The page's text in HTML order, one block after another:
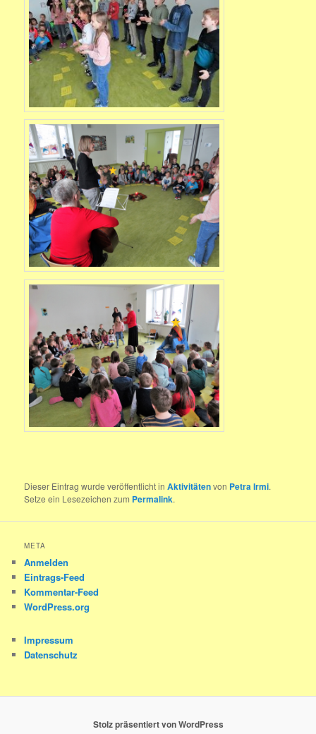
Dieser Eintrag wurde veröffentlicht inAktivitätenvon Petra Irmi.
Setze ein Lesezeichen zum Permalink.
META
Anmelden
Eintrags-Feed
Kommentar-Feed
WordPress.org
Impressum
Datenschutz
Stolz präsentiert von WordPress